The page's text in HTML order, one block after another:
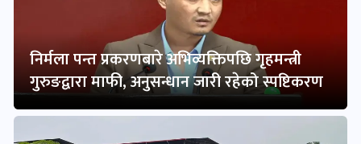
निर्मला पन्त प्रकरणबारे अभिव्यक्तिपछि गृहमन्त्री
गुरुङद्वारा माफी, अनुसन्धान जारी रहेको स्पष्टिकरण